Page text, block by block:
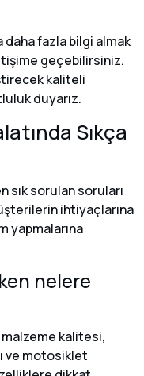
fazla bilgi almak
geçebilirsiniz.
kaliteli
duyarız.
Sıkça
sık sorulan soruları
ihtiyaçlarına
yapmalarına
nelere
kalitesi,
ve motosiklet